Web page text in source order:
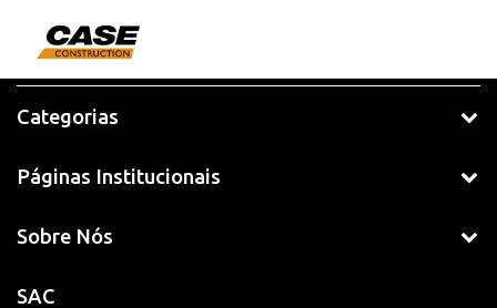
Categorias
Páginas Institucionais
Sobre Nós
SAC